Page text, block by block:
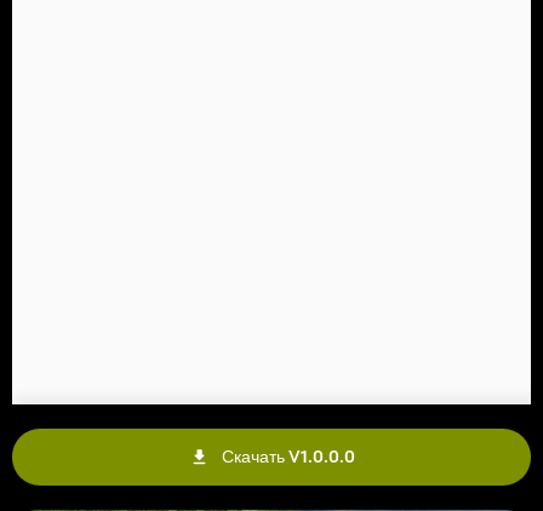
Скачать V1.0.0.0